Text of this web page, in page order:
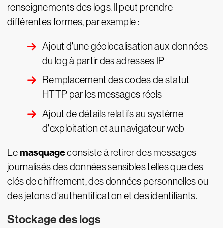
renseignements des logs. Il peut prendre
différentes formes, par exemple :
Ajout d'une géolocalisation aux données
du log à partir des adresses IP
Remplacement des codes de statut
HTTP par les messages réels
Ajout de détails relatifs au système
d'exploitation et au navigateur web
Lemasquageconsiste à retirer des messages
journalisés des données sensibles telles que des
clés de chiffrement, des données personnelles ou
des jetons d'authentification et des identifiants.
Stockage des logs